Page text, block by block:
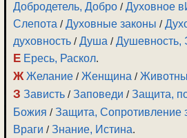
Добродетель, Добро /Духовное
Слепота /Духовные законы /
духовность /Душа /Душевность,
Е Ересь, Раскол.
Ж Желание /Женщина /
З Зависть /Заповеди /Защита,
Божия /Защита, Сопротивление
Враги /Знание, Истина.